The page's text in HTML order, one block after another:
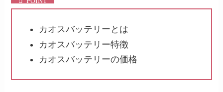
カオスバッテリーとは
カオスバッテリー特徴
カオスバッテリーの価格